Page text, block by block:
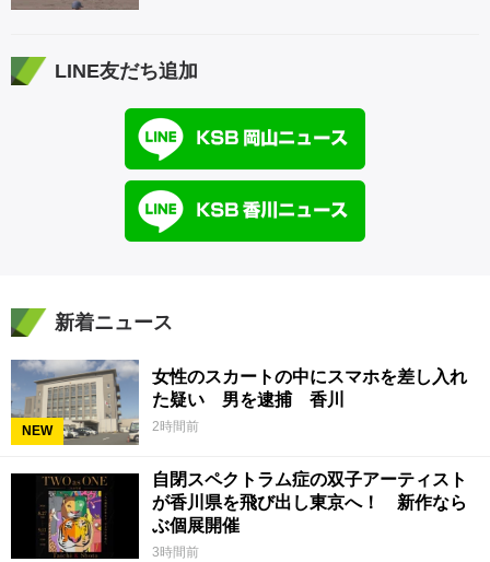
LINE友だち追加
新着ニュース
NEW
女性のスカートの中にスマホを差し入れ
た疑い 男を逮捕 香川
2時間前
自閉スペクトラム症の双子アーティスト
が香川県を飛び出し東京へ！ 新作なら
ぶ個展開催
3時間前